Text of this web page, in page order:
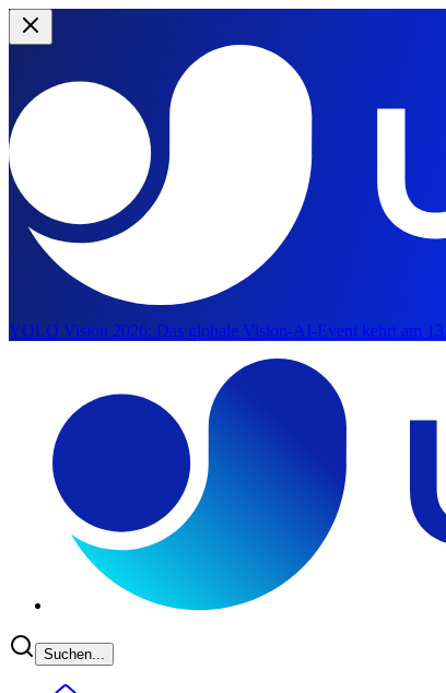
YOLO Vision 2026: Das globale Vision-AI-Event kehrt am
Suchen...